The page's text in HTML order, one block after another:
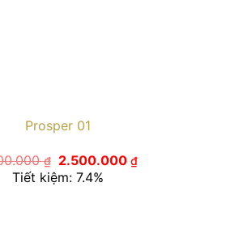
Prosper 01
₫
Giá
gốc
là:
2.500.000₫Giá
Tiết kiệm: 7.4%